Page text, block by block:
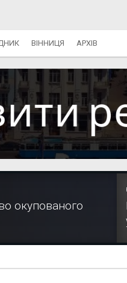
ВІННИЦЯ АРХІВ
окупованого